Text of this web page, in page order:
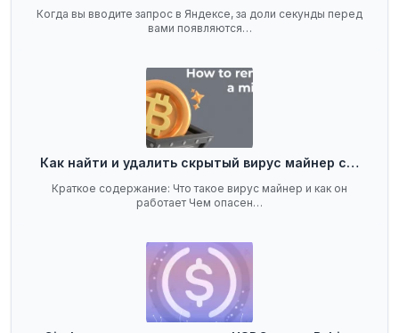
Когда вы вводите запрос в Яндексе, за доли секунды перед
вами появляются…
Как найти и удалить скрытый вирус майнер с…
Краткое содержание: Что такое вирус майнер и как он
работает Чем опасен…